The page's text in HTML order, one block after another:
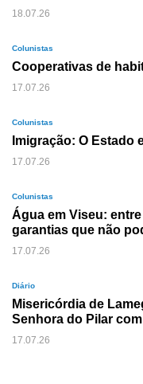
18.07.26
Colunistas
Cooperativas de
17.07.26
Colunistas
Imigração: O Estado
17.07.26
Colunistas
Água em Viseu:
garantias que não
17.07.26
Diário
Misericórdia de
Senhora do Pilar
17.07.26